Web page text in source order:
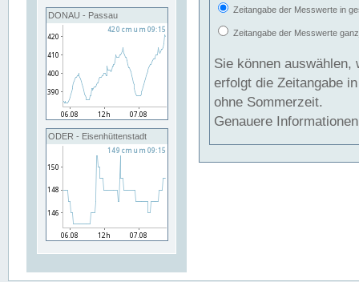
DONAU - Passau
ODER - Eisenhüttenstadt
Zeitangabe der Messwerte in
Zeitangabe der Messwerte
Sie können auswählen,
erfolgt die Zeitangabe
ohne Sommerzeit.
Genauere